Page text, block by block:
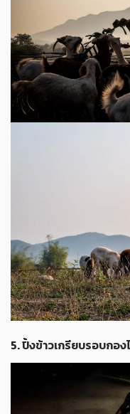
5. ปิ้งข้าวเกรียบรอบกอง